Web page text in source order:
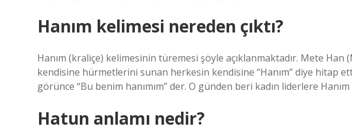
Hanım kelimesi nereden çıktı?
Hanım (kraliçe) kelimesinin türemesi şöyle açıklanmaktadır. Mete
kendisine hürmetlerini sunan herkesin kendisine “Hanım” diye hitap
görünce “Bu benim hanımım” der. O günden beri kadın liderlere
Hatun anlamı nedir?